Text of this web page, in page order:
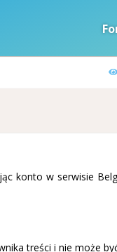
konto w serwisie
treści i nie może